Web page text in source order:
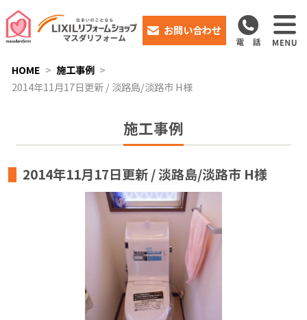
お問い合わせ
HOME
施工事例
2014年11月17日更新 / 淡路島/淡路市 H様
施工事例
2014年11月17日更新 / 淡路島/淡路市 H様